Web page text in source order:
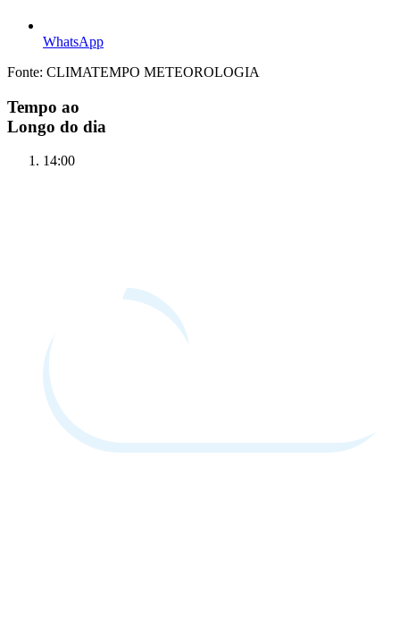
WhatsApp
Fonte: CLIMATEMPO METEOROLOGIA
Tempo ao
Longo do dia
14:00